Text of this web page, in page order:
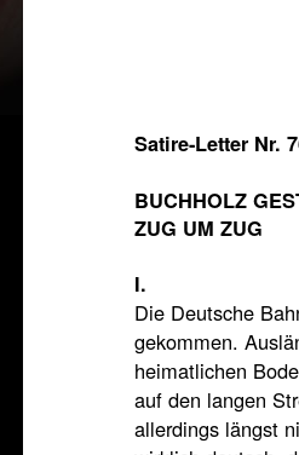
Satire-Letter Nr.
BUCHHOLZ
ZUG UM ZUG
I.
Die Deutsche
gekommen.
heimatlichen
auf den langen
allerdings längst